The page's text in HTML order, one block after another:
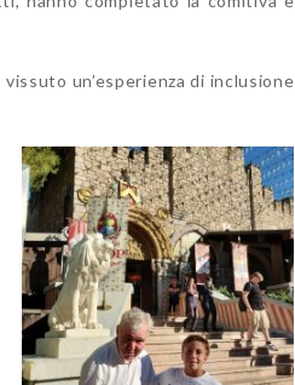
un’esperienza di inclusione